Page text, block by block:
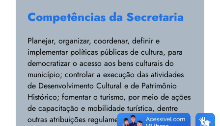
Competências da Secretaria
Planejar, organizar, coordenar, definir e
implementar políticas públicas de cultura, para
democratizar o acesso aos bens culturais do
município; controlar a execução das atividades
de Desenvolvimento Cultural e de Patrimônio
Histórico; fomentar o turismo, por meio de ações
de capacitação e mobilidade turística, dentre
outras atribuições regulamentares.